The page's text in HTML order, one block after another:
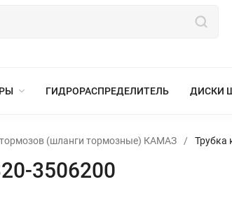
ГИДРОРАСПРЕДЕЛИТЕЛЬ ДИСКИ
(шланги тормозные) КАМАЗ / Трубка
3506200